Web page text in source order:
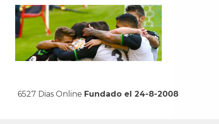
6527 Dias Online Fundado el 24-8-2008